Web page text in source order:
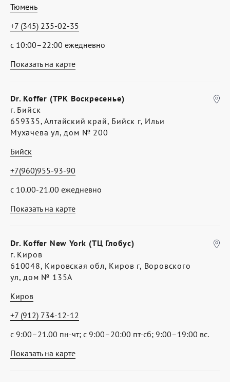
Показать на карте
Тюмень
с 10:00–22:00 ежедневно
+7 (345) 235-02-35
Показать на карте
Dr. Koffer (ТРК Воскресенье)
г. Бийск
659335, Алтайский край, Бийск г, Ильи
Мухачева ул, дом № 200
Бийск
с 10.00-21.00 ежедневно
+7(960)955-93-90
Показать на карте
Dr. Koffer New York (ТЦ Глобус)
г. Киров
610048, Кировская обл, Киров г, Воровского
ул, дом № 135А
Киров
с 9:00–21.00 пн-чт; с 9:00–20:00 пт-сб; 9:00–19:00 вс.
+7 (912) 734-12-12